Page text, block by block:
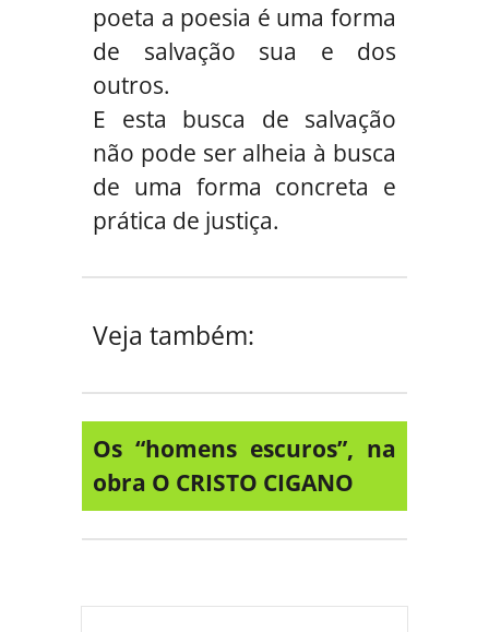
poeta a poesia é uma forma
de salvação sua e dos
outros.
E esta busca de salvação
não pode ser alheia à busca
de uma forma concreta e
prática de justiça.
Veja também:
Os “homens escuros”, na
obra O CRISTO CIGANO